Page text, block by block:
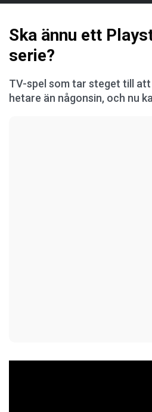
Ska ännu ett
serie?
TV-spel som tar steget till
hetare än någonsin, och nu